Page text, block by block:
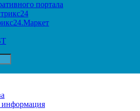
портала
информация